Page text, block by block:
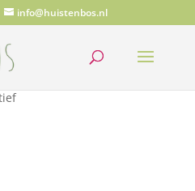
info@huistenbos.nl